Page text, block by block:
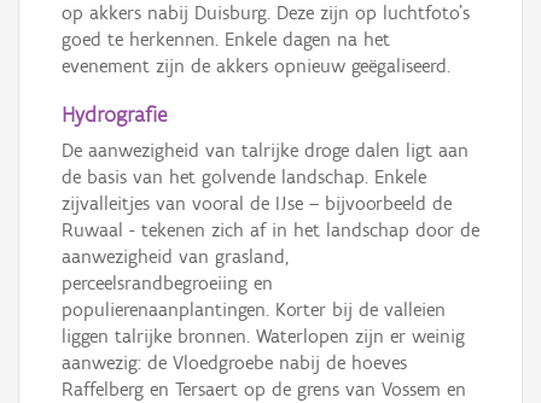
op akkers nabij Duisburg. Deze zijn op luchtfoto’s
goed te herkennen. Enkele dagen na het
evenement zijn de akkers opnieuw geëgaliseerd.
Hydrografie
De aanwezigheid van talrijke droge dalen ligt aan
de basis van het golvende landschap. Enkele
zijvalleitjes van vooral de IJse – bijvoorbeeld de
Ruwaal - tekenen zich af in het landschap door de
aanwezigheid van grasland,
perceelsrandbegroeiing en
populierenaanplantingen. Korter bij de valleien
liggen talrijke bronnen. Waterlopen zijn er weinig
aanwezig: de Vloedgroebe nabij de hoeves
Raffelberg en Tersaert op de grens van Vossem en